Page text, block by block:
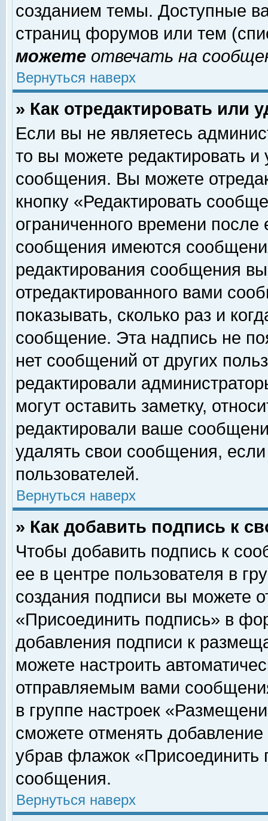
созданием темы. Доступные
страниц форумов или тем
можете отвечать на
Вернуться наверх
» Как отредактировать или
Если вы не являетесь
то вы можете редактировать и
сообщения. Вы можете
кнопку «Редактировать
ограниченного времени
сообщения имеются
редактирования сообщения
отредактированного вами
показывать, сколько раз и
сообщение. Эта надпись не
нет сообщений от других
редактировали
могут оставить заметку,
редактировали ваше
удалять свои сообщения,
пользователей.
Вернуться наверх
» Как добавить подпись к
Чтобы добавить подпись к
ее в центре пользователя в
создания подписи вы можете
«Присоединить подпись» в
добавления подписи к
можете настроить
отправляемым вами
в группе настроек
сможете отменять
убрав флажок «Присоединить
сообщения.
Вернуться наверх